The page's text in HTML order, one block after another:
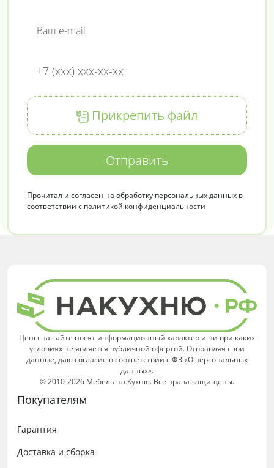
Прикрепить файл
Отправить
Прочитал и согласен на обработку персональных данных в
соответствии с политикой конфиденциальности
Цены на сайте носят информационный характер и ни при каких
условиях не является публичной офертой. Отправляя свои
данные, даю согласие в соответствии с ФЗ «О персональных
данных».
© 2010-2026 Мебель на Кухню. Все права защищены.
Покупателям
Гарантия
Доставка и сборка